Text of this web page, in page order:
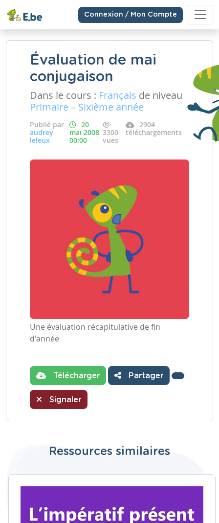
Connexion / Mon Compte
Évaluation de mai
conjugaison
Dans le cours : Français de niveau
Primaire – Sixième année
Publié par
audrey
leleux
20
mai 2008
00:00
3300
vues
2904
téléchargements
Une évaluation récapitulative de fin
d'année
Télécharger Partager
Signaler
Ressources similaires